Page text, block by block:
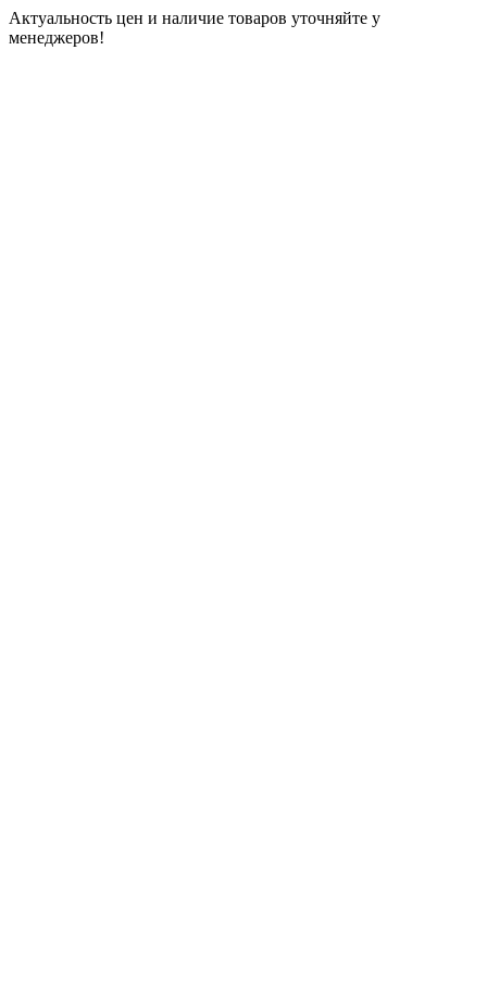
Актуальность цен и наличие товаров уточняйте у
менеджеров!